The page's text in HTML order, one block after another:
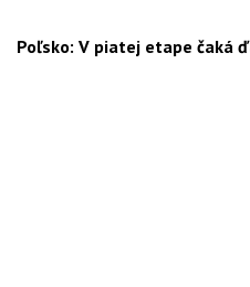
Poľsko: V piatej etape čaká